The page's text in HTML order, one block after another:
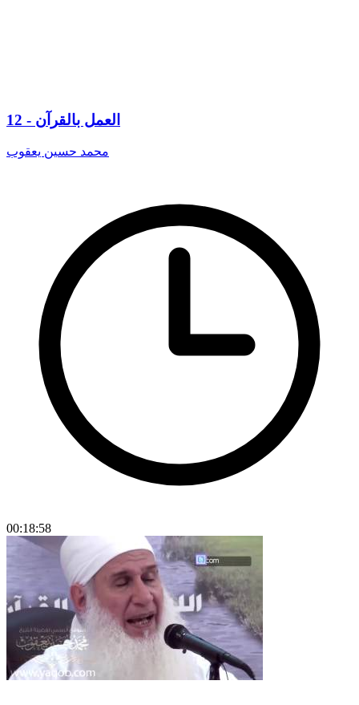
12 - العمل بالقرآن
محمد حسين يعقوب
00:18:58